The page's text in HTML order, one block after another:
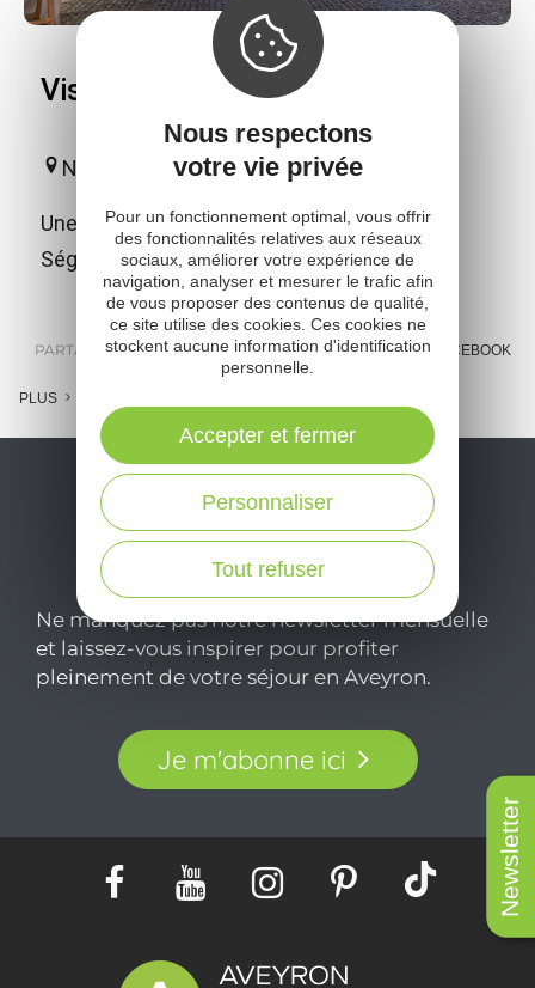
Newsletter
Visitez Naucelle
Naucelle
Une ancienne sauveté qui fait l'identité du
Ségala...
PARTAGER : E-MAIL MESSENGER FACEBOOK
PLUS
Ne manquez pas notre newsletter mensuelle
et laissez-vous inspirer pour profiter
pleinement de votre séjour en Aveyron.
Je m'abonne ici
Nous respectons
votre vie privée
Pour un fonctionnement optimal, vous offrir
des fonctionnalités relatives aux réseaux
sociaux, améliorer votre expérience de
navigation, analyser et mesurer le trafic afin
de vous proposer des contenus de qualité,
ce site utilise des cookies. Ces cookies ne
stockent aucune information d'identification
personnelle.
Tout refuser
Personnaliser
Accepter et fermer